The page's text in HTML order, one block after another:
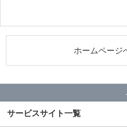
ホームページ
サービスサイト一覧